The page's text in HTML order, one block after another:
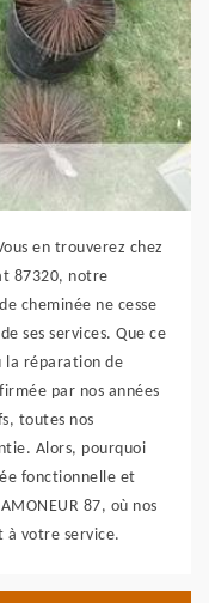
en trouverez chez
87320, notre
cheminée ne cesse
ses services. Que ce
la réparation de
par nos années
toutes nos
Alors, pourquoi
fonctionnelle et
87, où nos
à votre service.